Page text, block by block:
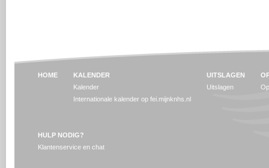
HOME
KALENDER
Kalender
Internationale kalender op fei.mijnknhs.nl
UITSLAGEN
Uitslagen
HULP NODIG?
Klantenservice en chat